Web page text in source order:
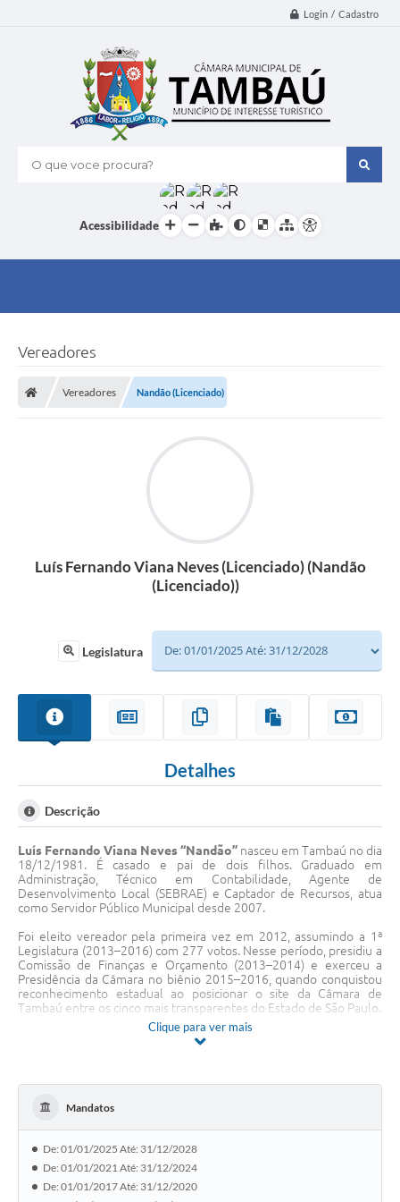
Login / Cadastro
O que voce procura?
Acessibilidade
Vereadores
Vereadores Nandão (Licenciado)
Luís Fernando Viana Neves (Licenciado) (Nandão
(Licenciado))
Legislatura
Detalhes
Descrição
Luís Fernando Viana Neves “Nandão” nasceu em Tambaú no dia
18/12/1981. É casado e pai de dois filhos. Graduado em
Administração, Técnico em Contabilidade, Agente de
Desenvolvimento Local (SEBRAE) e Captador de Recursos, atua
como Servidor Público Municipal desde 2007.
Foi eleito vereador pela primeira vez em 2012, assumindo a 1ª
Legislatura (2013–2016) com 277 votos. Nesse período, presidiu a
Comissão de Finanças e Orçamento (2013–2014) e exerceu a
Presidência da Câmara no biênio 2015–2016, quando conquistou
reconhecimento estadual ao posicionar o site da Câmara de
Tambaú entre os cinco mais transparentes do Estado de São Paulo.
No 2º Mandato (2017–2020), foi reeleito com 462 votos. Nesse
Hospital Regional de Divinolândia, que abrange 16 cidades, e
municípios). Tornou-se ainda Diretor Regional da UVESP – União
dos Vereadores do Estado de São Paulo. Até o final dessa
legislatura, viabilizou para Tambaú mais de R$ 5,1 milhões em
recursos e apoiou, junto à ACONST – Associação Construindo
Clique para ver mais
Mandatos
De: 01/01/2025 Até: 31/12/2028
De: 01/01/2021 Até: 31/12/2024
De: 01/01/2017 Até: 31/12/2020